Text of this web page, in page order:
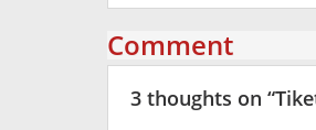
Comment
3 thoughts on “